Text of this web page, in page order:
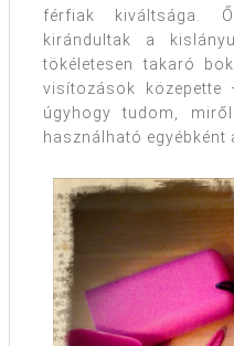
férfiak kiváltsága.
kirándultak a
tökéletesen takaró
visítozások
úgyhogy tudom,
használható egyébként